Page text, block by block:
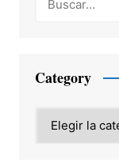
Category